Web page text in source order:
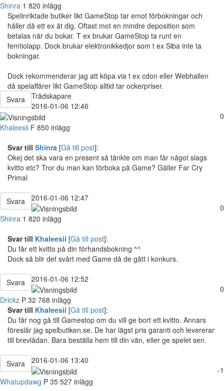
Shinra 1 820 inlägg
Spelinriktade butiker likt GameStop tar emot förbokningar och
håller då ett ex åt dig. Oftast mot en mindre deposition som
betalas när du bokar. T ex brukar GameStop ta runt en
femtiolapp. Dock brukar elektronikkedjor som t ex Siba inte ta
bokningar.
Dock rekommenderar jag att köpa via t ex cdon eller Webhallen
då spelaffärer likt GameStop alltid tar ockerpriser.
Svara
Trådskapare
2016-01-06 12:46
0
Khaleesii F 850 inlägg
Svar till Shinra [Gå till post]:
Okej det ska vara en present så tänkte om man får något slags
kvitto etc? Tror du man kan förboka på Game? Gäller Far Cry
Primal
Svara
2016-01-06 12:47
0
Shinra 1 820 inlägg
Svar till Khaleesii [Gå till post]:
Du får ett kvitto på din förhandsbokning ^^
Dock så blir det svårt med Game då de gått i konkurs.
Svara
2016-01-06 12:52
0
Drickz P 32 768 inlägg
Svar till Khaleesii [Gå till post]:
Du får nog gå till Gamestop om du vill ge bort ett kvitto. Annars
föreslår jag spelbutiken.se. De har lägst pris garanti och levererar
till brevlådan. Bara beställa hem till din vän, eller ge spelet sen.
Svara
2016-01-06 13:40
-1
Whatupdawg P 35 527 inlägg